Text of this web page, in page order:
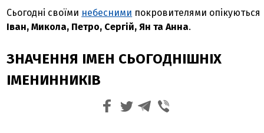
Сьогодні своїми небесними покровителями опікуються
Іван, Микола, Петро, Сергій, Ян та Анна.
ЗНАЧЕННЯ ІМЕН СЬОГОДНІШНІХ
ІМЕНИННИКІВ